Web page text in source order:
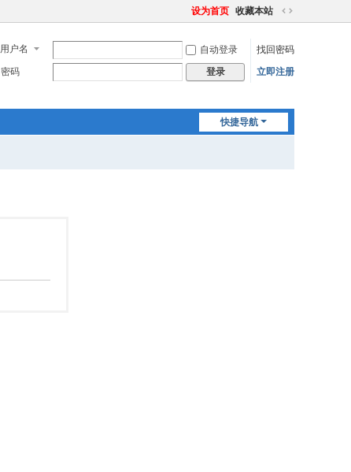
设为首页 收藏本站
切
到
宽
用户名 自动登录
找回密码
密码
登录 立即注册
快捷导航